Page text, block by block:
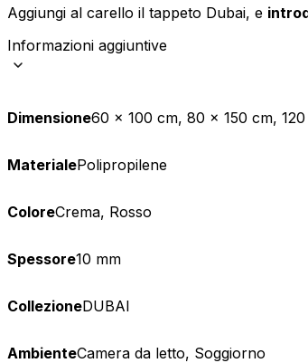
Aggiungi al carello il tappeto Dubai, e
Informazioni aggiuntive
Dimensione60 x 100 cm, 80 x 150 cm,
MaterialePolipropilene
ColoreCrema, Rosso
Spessore10 mm
CollezioneDUBAI
AmbienteCamera da letto, Soggiorno
I cookie
esempio la